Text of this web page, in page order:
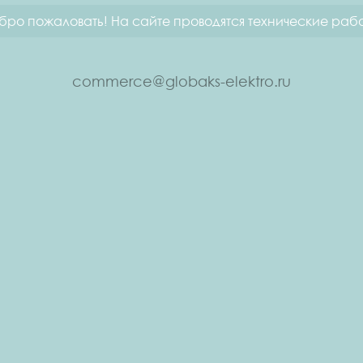
пожаловать! На сайте проводятся технические
commerce@globaks-elektro.ru